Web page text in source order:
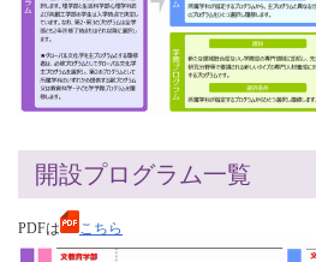
開設プログラム一覧
PDFは こちら